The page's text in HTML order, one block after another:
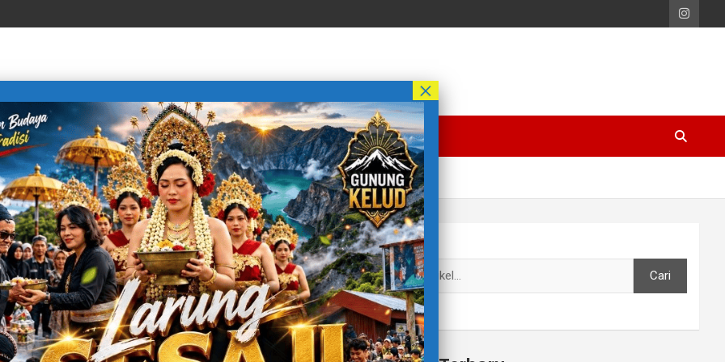
STYLE SPORTS TECHNOLOGY TRAVEL
Cari
Cari